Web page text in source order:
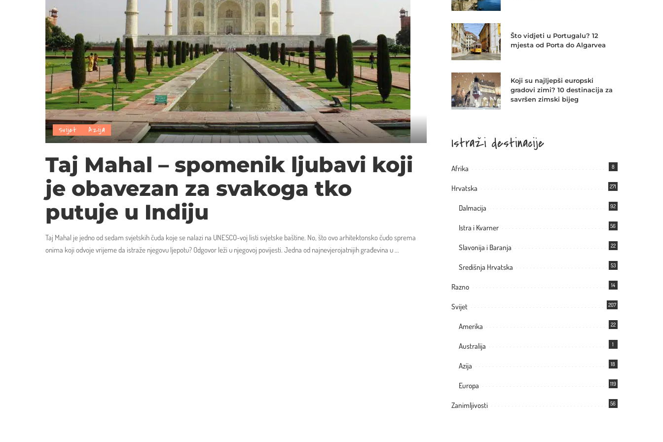
Svijet Azija
Taj Mahal – spomenik ljubavi koji
je obavezan za svakoga tko
putuje u Indiju
Taj Mahal je jedno od sedam svjetskih čuda koje se nalazi na UNESCO-voj listi svjetske baštine. No, što ovo arhitektonsko čudo sprema
onima koji odvoje vrijeme da istraže njegovu ljepotu? Odgovor leži u njegovoj povijesti. Jedna od najnevjerojatnijih građevina u...
Što vidjeti u Portugalu? 12
mjesta od Porta do Algarvea
Koji su najljepši europski
gradovi zimi? 10 destinacija za
savršen zimski bijeg
Istraži destinacije
Afrika 8
Hrvatska 271
Dalmacija 92
Istra i Kvarner 56
Slavonija i Baranja 22
Središnja Hrvatska 53
Razno 14
Svijet 207
Amerika 22
Australija 1
Azija 18
Europa 119
Zanimljivosti 56